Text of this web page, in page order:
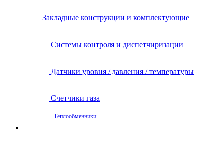
Закладные конструкции и комплектующие
Системы контроля и диспетчиризации
Датчики уровня / давления / температуры
Счетчики газа
Теплообменники